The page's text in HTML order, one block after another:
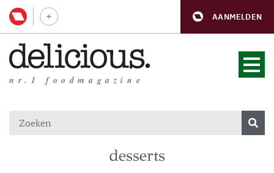
AANMELDEN
nr.1 foodmagazine
desserts